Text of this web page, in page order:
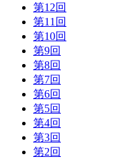
第12回
第11回
第10回
第9回
第8回
第7回
第6回
第5回
第4回
第3回
第2回